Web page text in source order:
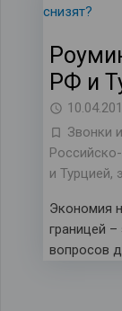
РФ и
Звонки
и Турцией,
Экономия
границей
вопросов